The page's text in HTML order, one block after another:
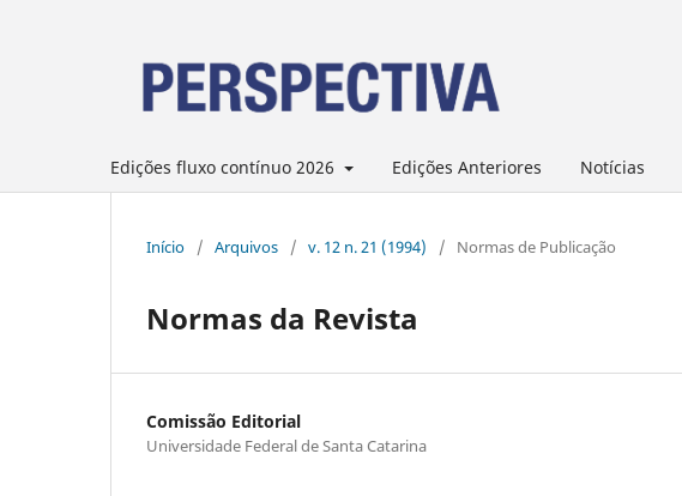
Edições fluxo contínuo 2026 Edições Anteriores Notícias
Início / Arquivos / v. 12 n. 21 (1994) / Normas de Publicação
Normas da Revista
Comissão Editorial
Universidade Federal de Santa Catarina